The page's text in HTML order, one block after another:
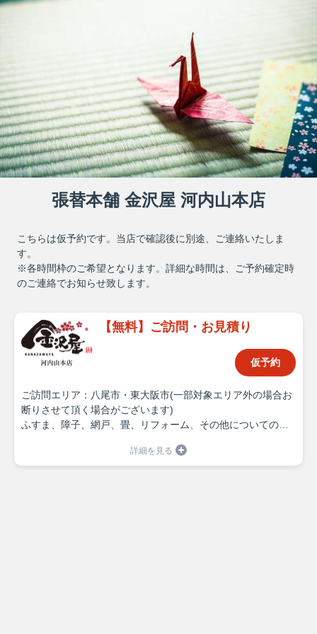
張替本舗 金沢屋 河内山本店
こちらは仮予約です。当店で確認後に別途、ご連絡いたしま
す。
※各時間枠のご希望となります。詳細な時間は、ご予約確定時
のご連絡でお知らせ致します。
【無料】ご訪問・お見積り
仮予約
ご訪問エリア：八尾市・東大阪市(一部対象エリア外の場合お
断りさせて頂く場合がございます)
ふすま、障子、網戸、畳、リフォーム、その他についてのご
時間枠をご選択いただきまして、詳細のお時間に関しまして